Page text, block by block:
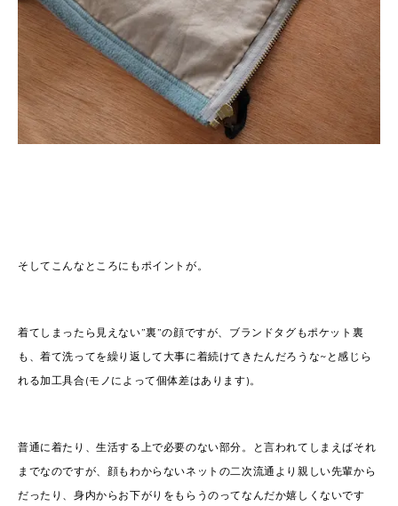
そしてこんなところにもポイントが。
着てしまったら見えない”裏”の顔ですが、ブランドタグもポケット裏
も、着て洗ってを繰り返して大事に着続けてきたんだろうな~と感じら
れる加工具合(モノによって個体差はあります)。
普通に着たり、生活する上で必要のない部分。と言われてしまえばそれ
までなのですが、顔もわからないネットの二次流通より親しい先輩から
だったり、身内からお下がりをもらうのってなんだか嬉しくないです